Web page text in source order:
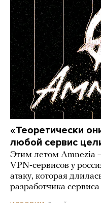
«Теоретически
любой сервис
Этим летом Amnezia
VPN-сервисов у
атаку, которая
разработчика сервиса